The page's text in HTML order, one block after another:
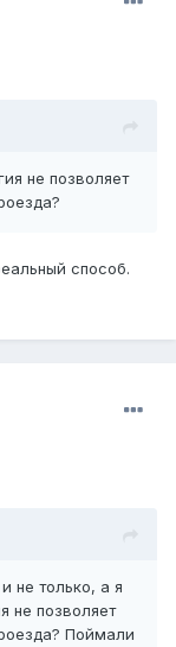
не позволяет
способ.
не только, а я
не позволяет
Поймали